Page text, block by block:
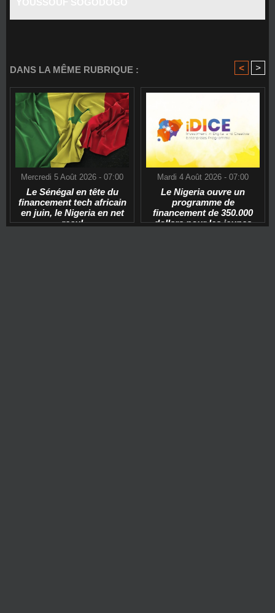
DANS LA MÊME RUBRIQUE : < >
Mercredi 5 Août 2026 - 07:00
Le Sénégal en tête du
financement tech africain
en juin, le Nigeria en net
recul
Mardi 4 Août 2026 - 07:00
Le Nigeria ouvre un
programme de
financement de 350.000
dollars pour les jeunes